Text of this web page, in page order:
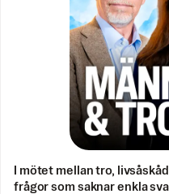
I mötet mellan tro,
frågor som saknar enkla